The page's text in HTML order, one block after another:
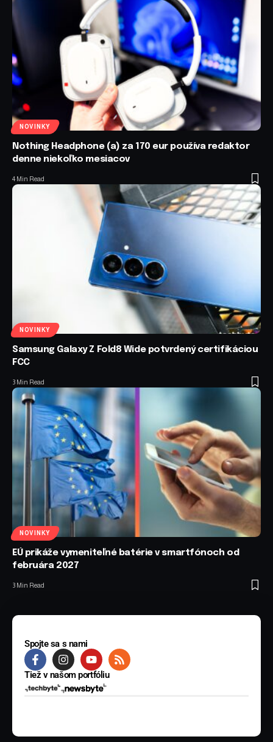
NOVINKY
Nothing Headphone (a) za 170 eur používa redaktor
denne niekoľko mesiacov
4 Min Read
NOVINKY
Samsung Galaxy Z Fold8 Wide potvrdený certifikáciou
FCC
3 Min Read
NOVINKY
EÚ prikáže vymeniteľné batérie v smartfónoch od
februára 2027
3 Min Read
Spojte sa s nami
Tiež v našom portfóliu